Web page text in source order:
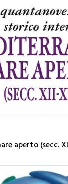
aperto (secc.